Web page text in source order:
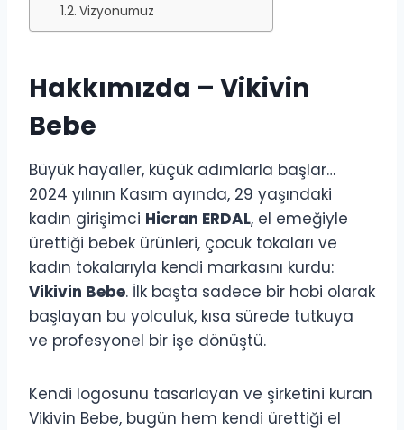
Vizyonumuz
Hakkımızda – Vikivin
Bebe
Büyük hayaller, küçük adımlarla başlar…
2024 yılının Kasım ayında, 29 yaşındaki
kadın girişimci Hicran ERDAL, el emeğiyle
ürettiği bebek ürünleri, çocuk tokaları ve
kadın tokalarıyla kendi markasını kurdu:
Vikivin Bebe. İlk başta sadece bir hobi olarak
başlayan bu yolculuk, kısa sürede tutkuya
ve profesyonel bir işe dönüştü.
Kendi logosunu tasarlayan ve şirketini kuran
Vikivin Bebe, bugün hem kendi ürettiği el